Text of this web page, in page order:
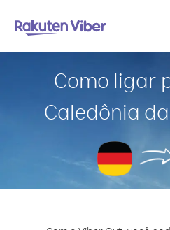
Como ligar
Caledônia